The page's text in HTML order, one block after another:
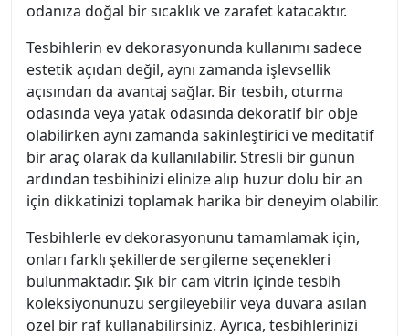
odanıza doğal bir sıcaklık ve zarafet katacaktır.
Tesbihlerin ev dekorasyonunda kullanımı sadece
estetik açıdan değil, aynı zamanda işlevsellik
açısından da avantaj sağlar. Bir tesbih, oturma
odasında veya yatak odasında dekoratif bir obje
olabilirken aynı zamanda sakinleştirici ve meditatif
bir araç olarak da kullanılabilir. Stresli bir günün
ardından tesbihinizi elinize alıp huzur dolu bir an
için dikkatinizi toplamak harika bir deneyim olabilir.
Tesbihlerle ev dekorasyonunu tamamlamak için,
onları farklı şekillerde sergileme seçenekleri
bulunmaktadır. Şık bir cam vitrin içinde tesbih
koleksiyonunuzu sergileyebilir veya duvara asılan
özel bir raf kullanabilirsiniz. Ayrıca, tesbihlerinizi